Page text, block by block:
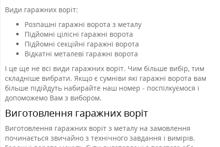
Види гаражних воріт:
Розпашні гаражні ворота з металу
Підйомні цілісні гаражні ворота
Підйомні секційні гаражні ворота
Відкатні металеві гаражні ворота
І це ще не всі види гаражних воріт. Чим більше вибір, тим
складніше вибрати. Якщо є сумніви які гаражні ворота вам
більше підійдуть набирайте наш номер - поспілкуємося і
допоможемо Вам з вибором.
Виготовлення гаражних воріт
Виготовлення гаражних воріт з металу на замовлення
починається звичайно з технічного завдання і вимірів.